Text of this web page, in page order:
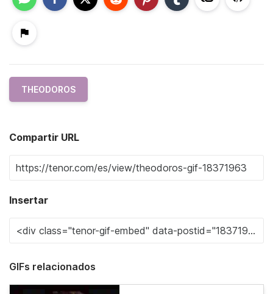
THEODOROS
Compartir URL
Insertar
GIFs relacionados